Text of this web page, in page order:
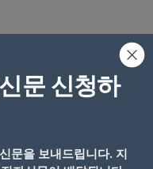
문 신청하
문을 보내드립니다. 지